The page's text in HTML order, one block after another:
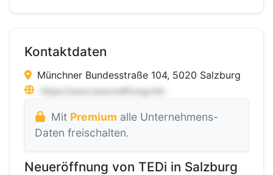
Kontaktdaten
Münchner Bundesstraße 104, 5020 Salzburg
Mit Premium alle Unternehmens-
Daten freischalten.
Neueröffnung von TEDi in Salzburg